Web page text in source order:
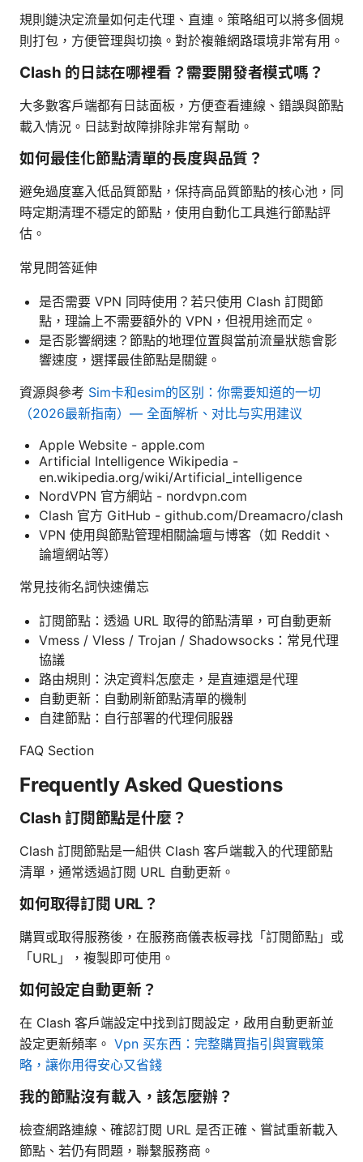
規則鏈決定流量如何走代理、直連。策略組可以將多個規
則打包，方便管理與切換。對於複雜網路環境非常有用。
Clash 的日誌在哪裡看？需要開發者模式嗎？
大多數客戶端都有日誌面板，方便查看連線、錯誤與節點
載入情況。日誌對故障排除非常有幫助。
如何最佳化節點清單的長度與品質？
避免過度塞入低品質節點，保持高品質節點的核心池，同
時定期清理不穩定的節點，使用自動化工具進行節點評
估。
常見問答延伸
是否需要 VPN 同時使用？若只使用 Clash 訂閱節
點，理論上不需要額外的 VPN，但視用途而定。
是否影響網速？節點的地理位置與當前流量狀態會影
響速度，選擇最佳節點是關鍵。
資源與參考 Sim卡和esim的区别：你需要知道的一切
（2026最新指南）— 全面解析、对比与实用建议
Apple Website - apple.com
Artificial Intelligence Wikipedia -
en.wikipedia.org/wiki/Artificial_intelligence
NordVPN 官方網站 - nordvpn.com
Clash 官方 GitHub - github.com/Dreamacro/clash
VPN 使用與節點管理相關論壇与博客（如 Reddit、
論壇網站等）
常見技術名詞快速備忘
訂閱節點：透過 URL 取得的節點清單，可自動更新
Vmess / Vless / Trojan / Shadowsocks：常見代理
協議
路由規則：決定資料怎麼走，是直連還是代理
自動更新：自動刷新節點清單的機制
自建節點：自行部署的代理伺服器
FAQ Section
Frequently Asked Questions
Clash 訂閱節點是什麼？
Clash 訂閱節點是一組供 Clash 客戶端載入的代理節點
清單，通常透過訂閱 URL 自動更新。
如何取得訂閱 URL？
購買或取得服務後，在服務商儀表板尋找「訂閱節點」或
「URL」，複製即可使用。
如何設定自動更新？
在 Clash 客戶端設定中找到訂閱設定，啟用自動更新並
設定更新頻率。 Vpn 买东西：完整購買指引與實戰策
略，讓你用得安心又省錢
我的節點沒有載入，該怎麼辦？
檢查網路連線、確認訂閱 URL 是否正確、嘗試重新載入
節點、若仍有問題，聯繫服務商。